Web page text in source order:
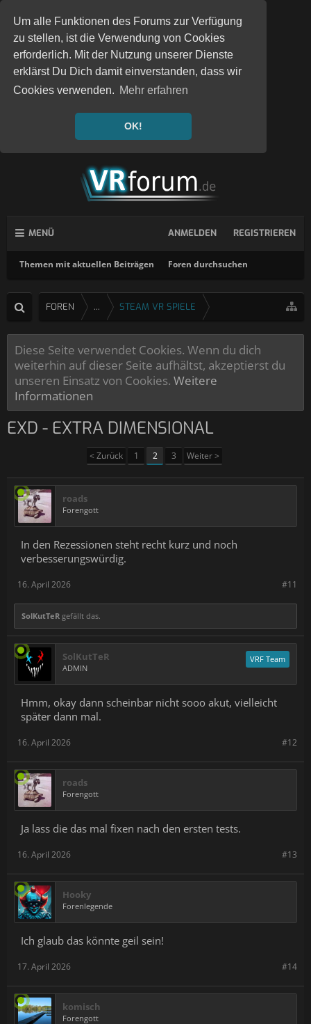
Um alle Funktionen des Forums zur Verfügung
zu stellen, ist die Verwendung von Cookies
erforderlich. Mit der Nutzung unserer Dienste
erklärst Du Dich damit einverstanden, dass wir
Cookies verwenden. Mehr erfahren
OK!
MENÜ
Themen mit aktuellen Beiträgen Foren durchsuchen
ANMELDEN REGISTRIEREN
FOREN ... STEAM VR SPIELE
Diese Seite verwendet Cookies. Wenn du dich
weiterhin auf dieser Seite aufhältst, akzeptierst du
unseren Einsatz von Cookies. Weitere
Informationen
EXD - EXTRA DIMENSIONAL
< Zurück 1 2 3 Weiter >
roads
Forengott
In den Rezessionen steht recht kurz und noch
verbesserungswürdig.
#11
16. April 2026
SolKutTeR gefällt das.
SolKutTeR
ADMIN
VRF Team
Hmm, okay dann scheinbar nicht sooo akut, vielleicht
später dann mal.
#12
16. April 2026
roads
Forengott
Ja lass die das mal fixen nach den ersten tests.
#13
16. April 2026
Hooky
Forenlegende
Ich glaub das könnte geil sein!
#14
17. April 2026
komisch
Forengott